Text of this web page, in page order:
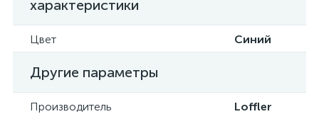
характеристики
Цвет Синий
Другие параметры
Производитель
Loffler